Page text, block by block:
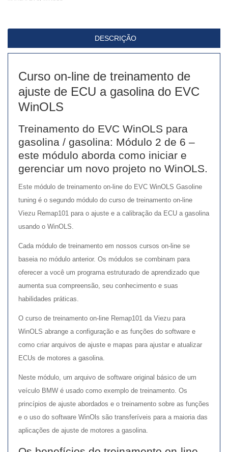
DESCRIÇÃO
Curso on-line de treinamento de
ajuste de ECU a gasolina do EVC
WinOLS
Treinamento do EVC WinOLS para
gasolina / gasolina: Módulo 2 de 6 –
este módulo aborda como iniciar e
gerenciar um novo projeto no WinOLS.
Este módulo de treinamento on-line do EVC WinOLS Gasoline
tuning é o segundo módulo do curso de treinamento on-line
Viezu Remap101 para o ajuste e a calibração da ECU a gasolina
usando o WinOLS.
Cada módulo de treinamento em nossos cursos on-line se
baseia no módulo anterior. Os módulos se combinam para
oferecer a você um programa estruturado de aprendizado que
aumenta sua compreensão, seu conhecimento e suas
habilidades práticas.
O curso de treinamento on-line Remap101 da Viezu para
WinOLS abrange a configuração e as funções do software e
como criar arquivos de ajuste e mapas para ajustar e atualizar
ECUs de motores a gasolina.
Neste módulo, um arquivo de software original básico de um
veículo BMW é usado como exemplo de treinamento. Os
princípios de ajuste abordados e o treinamento sobre as funções
e o uso do software WinOls são transferíveis para a maioria das
aplicações de ajuste de motores a gasolina.